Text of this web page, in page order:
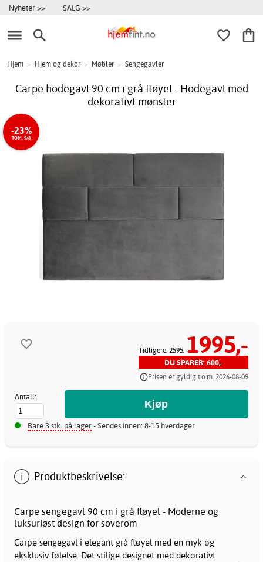
Nyheter >> SALG >>
Hjem > Hjem og dekor > Møbler > Sengegavler
Carpe hodegavl 90 cm i grå fløyel - Hodegavl med
dekorativt mønster
-23%
TOM. 9/8
Tidligere: 2595,-1995,-
DU SPARER: 600,-
Prisen er gyldig t.o.m. 2026-08-09
Antall:
Bare 3 stk. på lager- Sendes innen: 8-15 hverdager
Produktbeskrivelse:
Carpe sengegavl 90 cm i grå fløyel - Moderne og
luksuriøst design for soverom
Carpe sengegavl i elegant grå fløyel med en myk og
eksklusiv følelse. Det stilige designet med dekorativt